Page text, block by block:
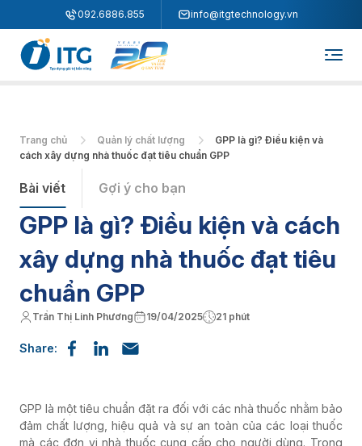
092.6886.855 info@itgtechnology.vn
Trang chủ Quản lý chất lượng
GPP là gì? Điều kiện và
cách xây dựng nhà thuốc đạt tiêu chuẩn GPP
Bài viết Gợi ý cho bạn
GPP là gì? Điều kiện và cách
xây dựng nhà thuốc đạt tiêu
chuẩn GPP
Trần Thị Linh Phương 19/04/2025 21 phút
Share:
GPP là một tiêu chuẩn đặt ra đối với các nhà thuốc nhằm bảo
đảm chất lượng, hiệu quả và sự an toàn của các loại thuốc
mà các đơn vị nhà thuốc cung cấp cho người dùng. Trong